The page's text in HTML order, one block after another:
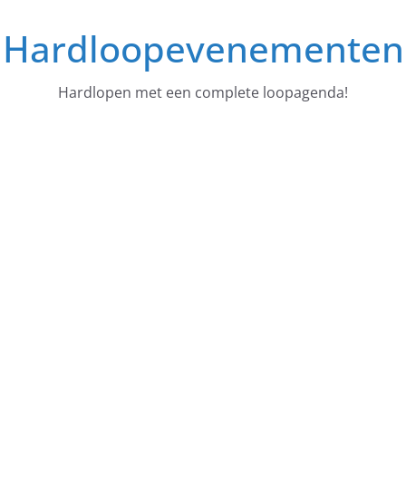
naar
deHardloopevenementen
Hardlopen met een complete loopagenda!